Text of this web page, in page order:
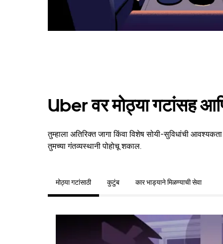
Uber वर मोठ्या गटांसह
तुम्हाला अतिरिक्त जागा किंवा विशेष सोयी-सुविधांची
तुमच्या गंतव्यस्थानी पोहोचू शकाल.
मोठ्या गटांसाठी कुटुंब कार भाड्याने मिळण्याची सेवा